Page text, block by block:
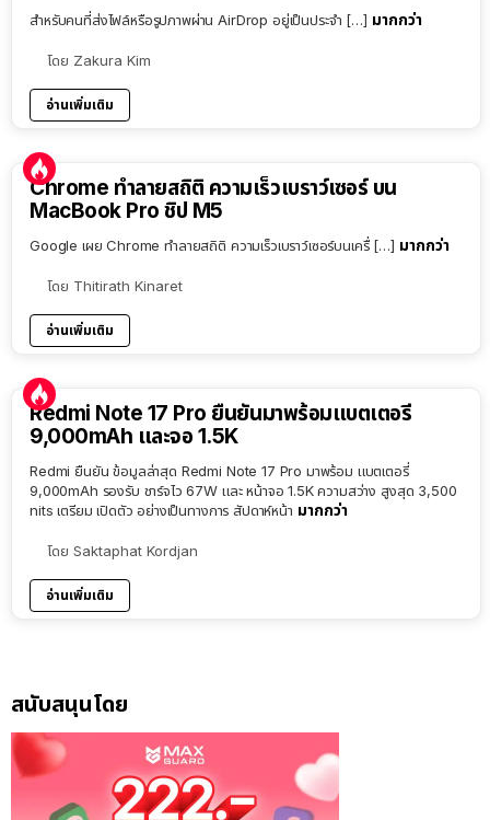
สำหรับคนที่ส่งไฟล์หรือรูปภาพผ่าน AirDrop อยู่เป็นประจำ […] มากกว่า
โดย Zakura Kim
อ่านเพิ่มเติม
Chrome ทำลายสถิติ ความเร็วเบราว์เซอร์ บน
MacBook Pro ชิป M5
Google เผย Chrome ทำลายสถิติ ความเร็วเบราว์เซอร์บนเครื่ […] มากกว่า
โดย Thitirath Kinaret
อ่านเพิ่มเติม
Redmi Note 17 Pro ยืนยันมาพร้อมแบตเตอรี่
9,000mAh และจอ 1.5K
Redmi ยืนยัน ข้อมูลล่าสุด Redmi Note 17 Pro มาพร้อม แบตเตอรี่
9,000mAh รองรับ ชาร์จไว 67W และ หน้าจอ 1.5K ความสว่าง สูงสุด 3,500
nits เตรียม เปิดตัว อย่างเป็นทางการ สัปดาห์หน้า มากกว่า
โดย Saktaphat Kordjan
อ่านเพิ่มเติม
สนับสนุนโดย